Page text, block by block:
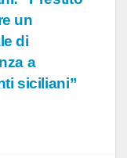
un
di
a
siciliani”